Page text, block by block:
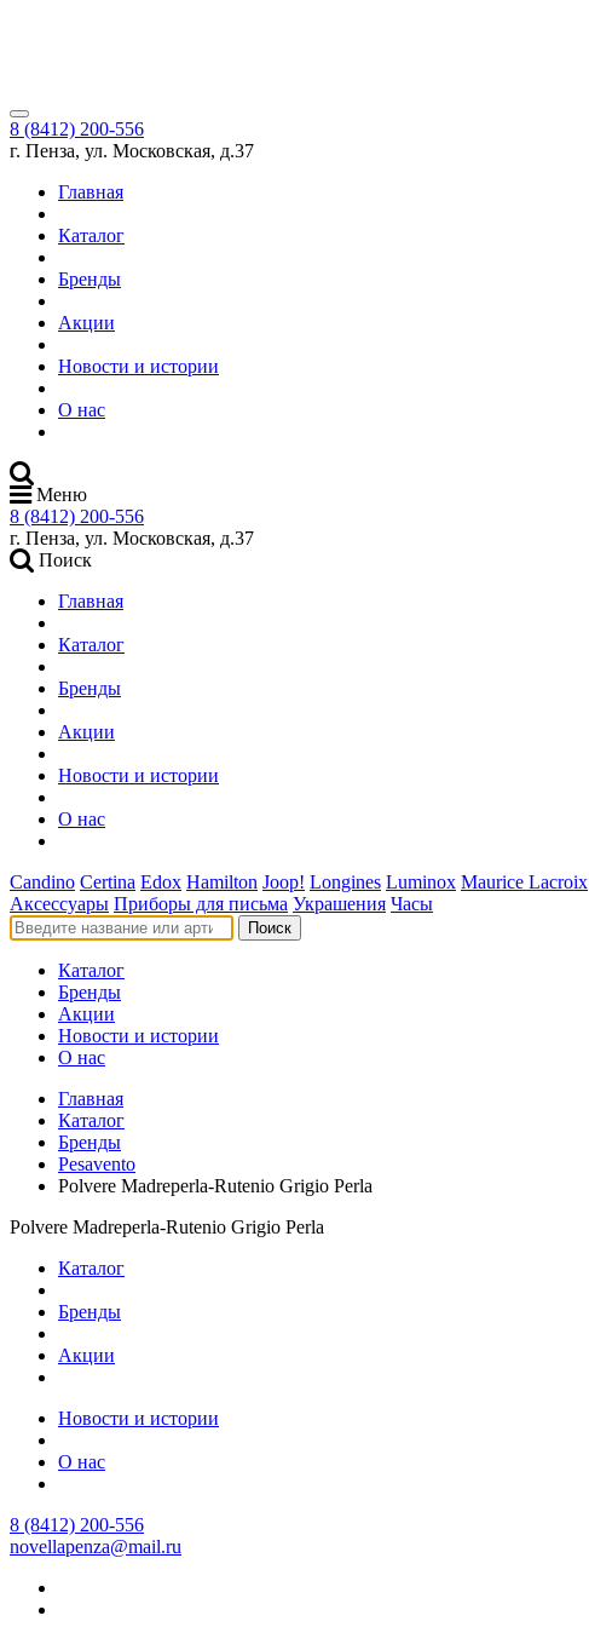
8 (8412) 200-556
г. Пенза, ул. Московская, д.37
Главная
Каталог
Бренды
Акции
Новости и истории
О нас
Меню
8 (8412) 200-556
г. Пенза, ул. Московская, д.37
Поиск
Главная
Каталог
Бренды
Акции
Новости и истории
О нас
Candino Certina Edox Hamilton Joop! Longines Luminox Maurice Lacroix
Аксессуары Приборы для письма Украшения Часы
Поиск
Каталог
Бренды
Акции
Новости и истории
О нас
Главная
Каталог
Бренды
Pesavento
Polvere Madreperla-Rutenio Grigio Perla
Polvere Madreperla-Rutenio Grigio Perla
Каталог
Бренды
Акции
Новости и истории
О нас
8 (8412) 200-556
novellapenza@mail.ru